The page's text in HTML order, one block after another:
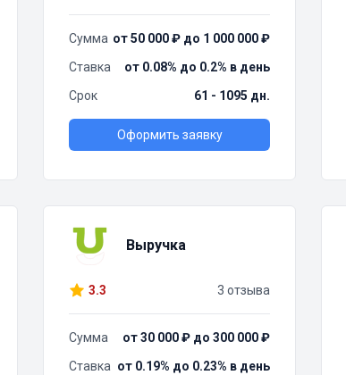
Сумма от 50 000 ₽ до 1 000 000 ₽
Ставка
от 0.08% до 0.2% в день
Срок
61 - 1095 дн.
Оформить заявку
Выручка
3.3 3 отзыва
Сумма
от 30 000 ₽ до 300 000 ₽
Ставка от 0.19% до 0.23% в день